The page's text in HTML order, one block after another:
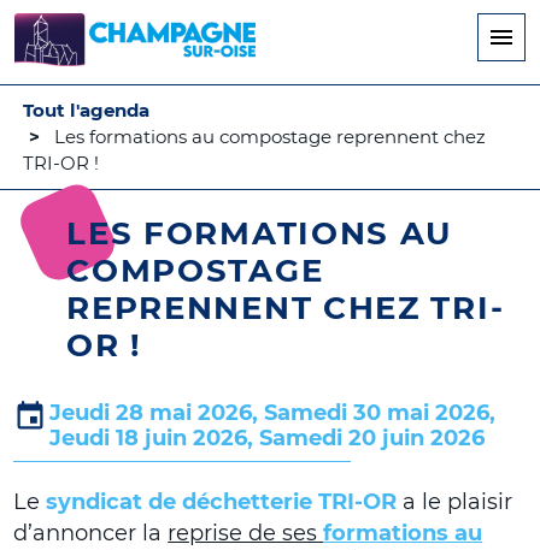
Tout l'agenda
Les formations au compostage reprennent chez
TRI-OR !
LES FORMATIONS AU
COMPOSTAGE
REPRENNENT CHEZ TRI-
OR !
Jeudi 28 mai 2026, Samedi 30 mai 2026,
Jeudi 18 juin 2026, Samedi 20 juin 2026
Lesyndicat de déchetterie TRI-OR a le plaisir
d’annoncer la reprise de sesformations au